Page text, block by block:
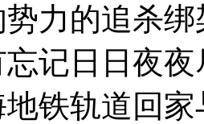
力的追杀
记日日夜
铁轨道回